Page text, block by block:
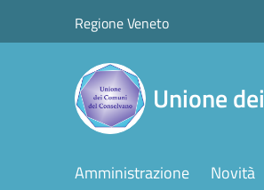
Regione Veneto
Unione
Amministrazione Novità